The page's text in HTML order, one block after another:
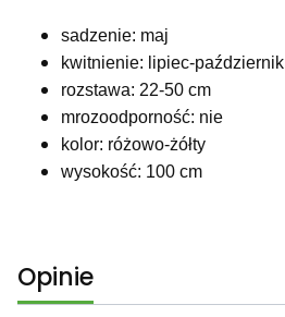
sadzenie: maj
kwitnienie: lipiec-październik
rozstawa: 22-50 cm
mrozoodporność: nie
kolor: różowo-żółty
wysokość: 100 cm
Opinie